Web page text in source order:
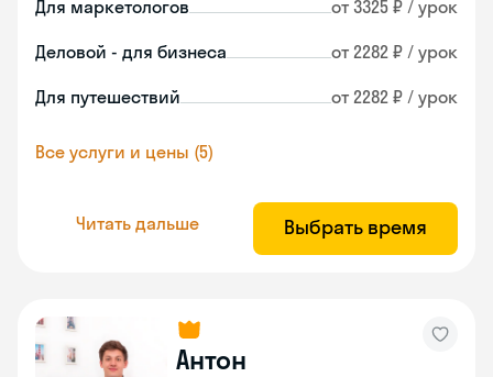
Для маркетологов от 3325 ₽ / урок
Деловой - для бизнеса от 2282 ₽ / урок
Для путешествий от 2282 ₽ / урок
Все услуги и цены (5)
Читать дальше Выбрать время
Антон